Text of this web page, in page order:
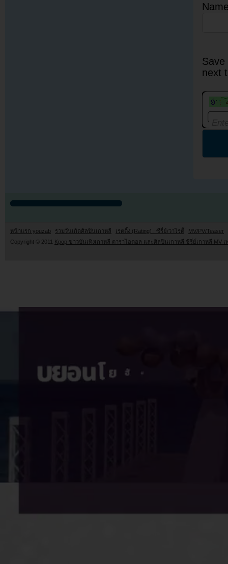
next
หน้าแรก youzab รวมวันเกิดศิลปินเกาหลี เรตติ้ง (Rating) : ซีรี่ย์/วาไรตี้
MV/PV/Teaser
Copyright © 2011 Kpop ข่าวบันเทิงเกาหลี ดาราไอดอล และศิลปินเกาหลี ซีรี่ย์เกาหลี MV